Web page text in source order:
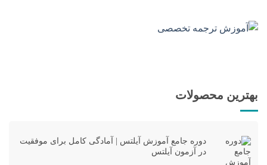
بهترین محصولات
دوره جامع آموزش آیلتس | آمادگی کامل برای موفقیت
در آزمون آیلتس